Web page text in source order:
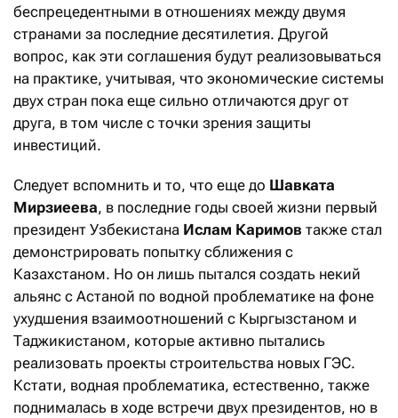
беспрецедентными в отношениях между двумя
странами за последние десятилетия. Другой
вопрос, как эти соглашения будут реализовываться
на практике, учитывая, что экономические системы
двух стран пока еще сильно отличаются друг от
друга, в том числе с точки зрения защиты
инвестиций.
Следует вспомнить и то, что еще до Шавката
Мирзиеева, в последние годы своей жизни первый
президент Узбекистана Ислам Каримов также стал
демонстрировать попытку сближения с
Казахстаном. Но он лишь пытался создать некий
альянс с Астаной по водной проблематике на фоне
ухудшения взаимоотношений с Кыргызстаном и
Таджикистаном, которые активно пытались
реализовать проекты строительства новых ГЭС.
Кстати, водная проблематика, естественно, также
поднималась в ходе встречи двух президентов, но в